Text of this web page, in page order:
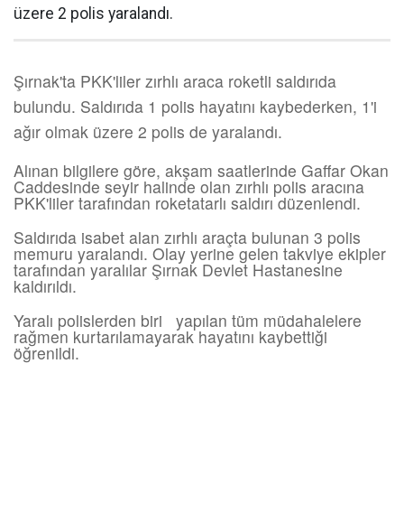
üzere 2 polis yaralandı.
Şırnak'ta PKK'liler zırhlı araca roketli saldırıda
bulundu. Saldırıda 1 polis hayatını kaybederken, 1'i
ağır olmak üzere 2 polis de yaralandı.
Alınan bilgilere göre, akşam saatlerinde Gaffar Okan
Caddesinde seyir halinde olan zırhlı polis aracına
PKK'liler tarafından roketatarlı saldırı düzenlendi.
Saldırıda isabet alan zırhlı araçta bulunan 3 polis
memuru yaralandı. Olay yerine gelen takviye ekipler
tarafından yaralılar Şırnak Devlet Hastanesine
kaldırıldı.
Yaralı polislerden biri yapılan tüm müdahalelere
rağmen kurtarılamayarak hayatını kaybettiği
öğrenildi.